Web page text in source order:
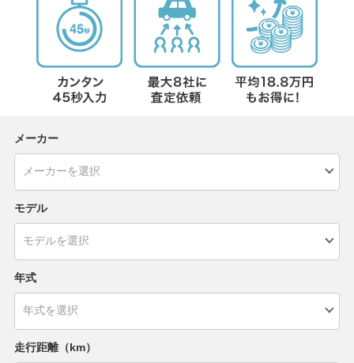
メーカー
モデル
年式
走行距離（km）